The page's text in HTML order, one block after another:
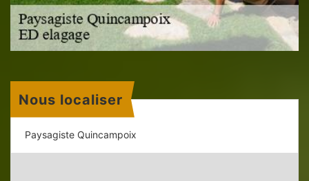
Nous localiser
Paysagiste Quincampoix